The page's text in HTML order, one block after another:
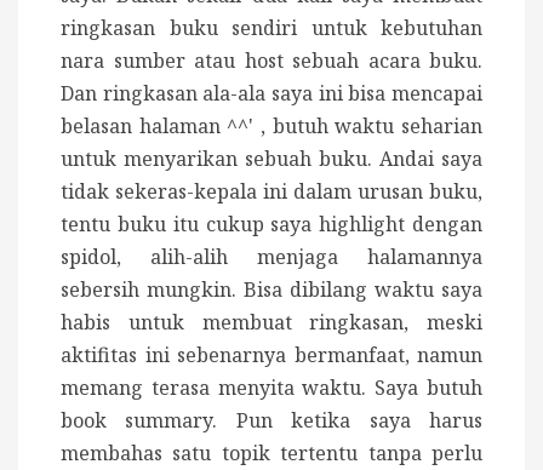
ringkasan buku sendiri untuk kebutuhan
nara sumber atau host sebuah acara buku.
Dan ringkasan ala-ala saya ini bisa mencapai
belasan halaman ^^' , butuh waktu seharian
untuk menyarikan sebuah buku. Andai saya
tidak sekeras-kepala ini dalam urusan buku,
tentu buku itu cukup saya highlight dengan
spidol, alih-alih menjaga halamannya
sebersih mungkin. Bisa dibilang waktu saya
habis untuk membuat ringkasan, meski
aktifitas ini sebenarnya bermanfaat, namun
memang terasa menyita waktu. Saya butuh
book summary. Pun ketika saya harus
membahas satu topik tertentu tanpa perlu